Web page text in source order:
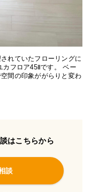
れていたフローリングに
フロア45Ⅱです。 ベー
間の印象ががらりと変わ
はこちらから
談